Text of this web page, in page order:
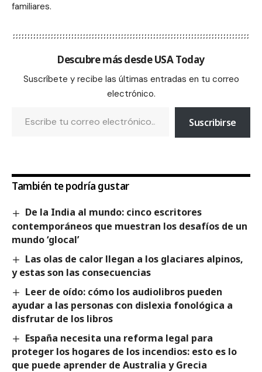
familiares.
Descubre más desde USA Today
Suscríbete y recibe las últimas entradas en tu correo
electrónico.
Suscribirse
También te podría gustar
De la India al mundo: cinco escritores
contemporáneos que muestran los desafíos de un
mundo ‘glocal’
Las olas de calor llegan a los glaciares alpinos,
y estas son las consecuencias
Leer de oído: cómo los audiolibros pueden
ayudar a las personas con dislexia fonológica a
disfrutar de los libros
España necesita una reforma legal para
proteger los hogares de los incendios: esto es lo
que puede aprender de Australia y Grecia